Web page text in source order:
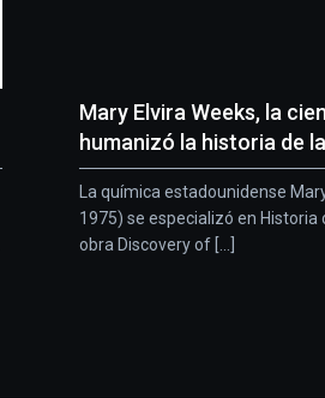
Mary Elvira Weeks, la
humanizó la historia de
La química estadounidense
1975) se especializó en Historia
obra Discovery of [...]